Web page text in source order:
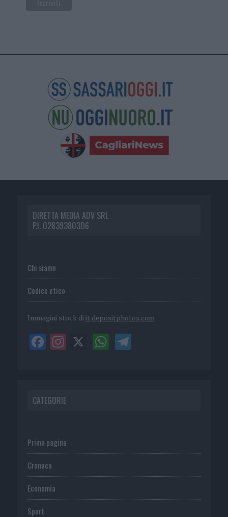
DIRETTA MEDIA ADV SRL
P.I. 02839380306
Chi siamo
Codice etico
Immagini stock di it.depositphotos.com
CATEGORIE
Prima pagina
Cronaca
Economia
Sport